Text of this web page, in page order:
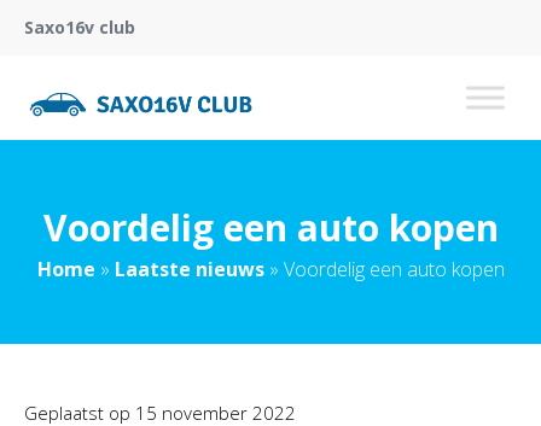
Saxo16v club
Voordelig een auto kopen
Home » Laatste nieuws» Voordelig een auto kopen
Geplaatst op 15 november 2022